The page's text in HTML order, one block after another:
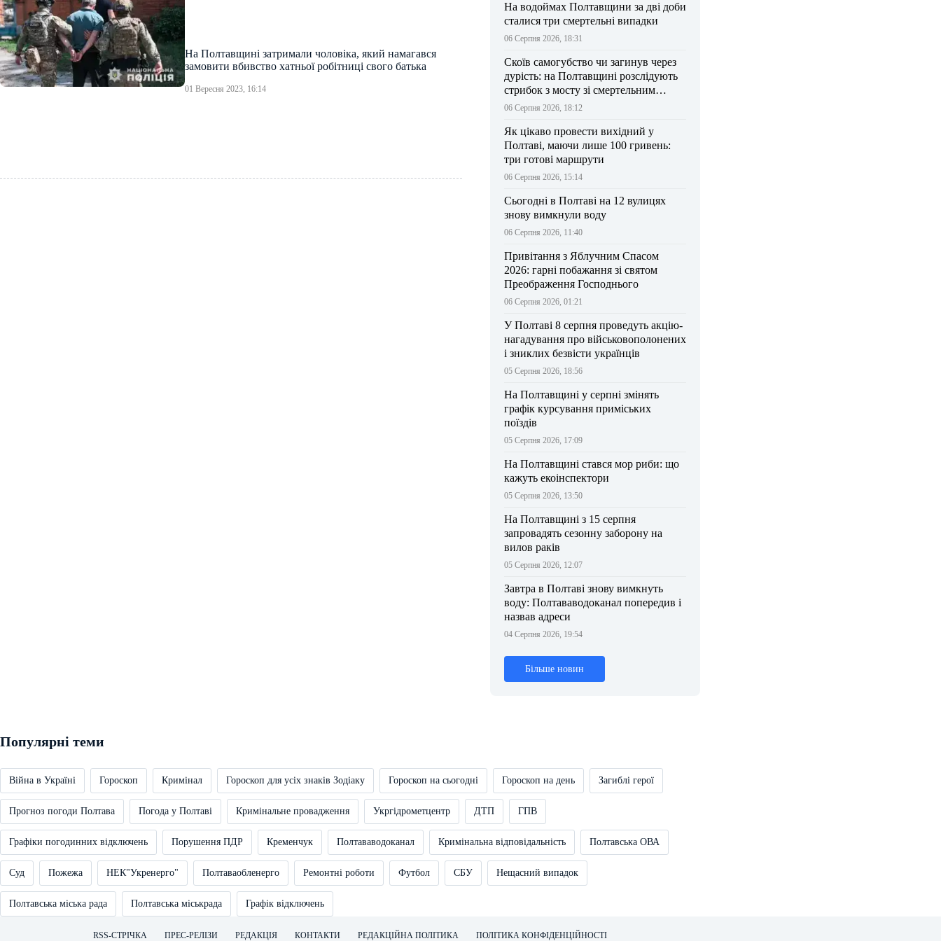
На Полтавщині затримали чоловіка, який намагався
замовити вбивство хатньої робітниці свого батька
01 Вересня 2023, 16:14
На водоймах Полтавщини за дві доби
сталися три смертельні випадки
06 Серпня 2026, 18:31
Скоїв самогубство чи загинув через
дурість: на Полтавщині розслідують
стрибок з мосту зі смертельним
результатом
06 Серпня 2026, 18:12
Як цікаво провести вихідний у
Полтаві, маючи лише 100 гривень:
три готові маршрути
06 Серпня 2026, 15:14
Сьогодні в Полтаві на 12 вулицях
знову вимкнули воду
06 Серпня 2026, 11:40
Привітання з Яблучним Спасом
2026: гарні побажання зі святом
Преображення Господнього
06 Серпня 2026, 01:21
У Полтаві 8 серпня проведуть акцію-
нагадування про військовополонених
і зниклих безвісти українців
05 Серпня 2026, 18:56
На Полтавщині у серпні змінять
графік курсування приміських
поїздів
05 Серпня 2026, 17:09
На Полтавщині стався мор риби: що
кажуть екоінспектори
05 Серпня 2026, 13:50
На Полтавщині з 15 серпня
запровадять сезонну заборону на
вилов раків
05 Серпня 2026, 12:07
Завтра в Полтаві знову вимкнуть
воду: Полтававодоканал попередив і
назвав адреси
04 Серпня 2026, 19:54
Більше новин
Популярні теми
Війна в Україні Гороскоп Кримінал Гороскоп для усіх знаків Зодіаку Гороскоп на сьогодні Гороскоп на день Загиблі герої
Прогноз погоди Полтава Погода у Полтаві Кримінальне провадження Укргідрометцентр ДТП ГПВ
Графіки погодинних відключень Порушення ПДР Кременчук Полтававодоканал Кримінальна відповідальність Полтавська ОВА
Суд Пожежа НЕК"Укренерго" Полтаваобленерго Ремонтні роботи Футбол СБУ Нещасний випадок
Полтавська міська рада Полтавська міськрада Графік відключень
RSS-СТРІЧКА ПРЕС-РЕЛІЗИ РЕДАКЦІЯ КОНТАКТИ РЕДАКЦІЙНА ПОЛІТИКА ПОЛІТИКА КОНФІДЕНЦІЙНОСТІ